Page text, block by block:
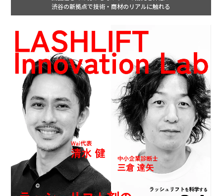
渋谷の新拠点で技術・商材のリアルに触れる